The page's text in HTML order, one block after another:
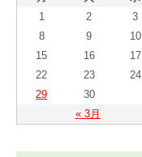
« 3月
1 2 3
8
9 10
15
16 17
22
23 24
29
30